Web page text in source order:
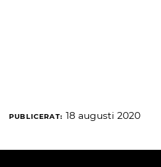
PUBLICERAT: 18 augusti 2020